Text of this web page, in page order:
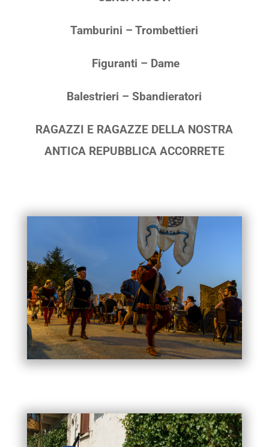
Tamburini – Trombettieri
Figuranti – Dame
Balestrieri – Sbandieratori
RAGAZZI E RAGAZZE DELLA NOSTRA
ANTICA REPUBBLICA ACCORRETE